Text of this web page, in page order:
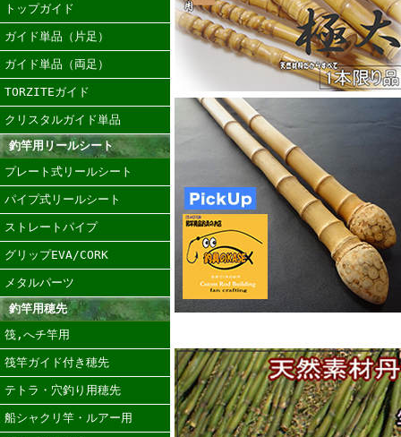
トップガイド
ガイド単品（片足）
ガイド単品（両足）
TORZITEガイド
クリスタルガイド単品
釣竿用リールシート
プレート式リールシート
パイプ式リールシート
ストレートパイプ
グリップEVA/CORK
メタルパーツ
釣竿用穂先
筏,へチ竿用
筏竿ガイド付き穂先
テトラ・穴釣り用穂先
船シャクリ竿・ルアー用